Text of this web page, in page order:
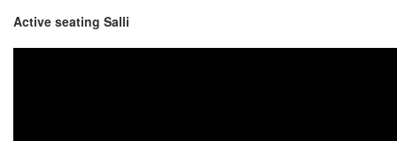
Active seating Salli